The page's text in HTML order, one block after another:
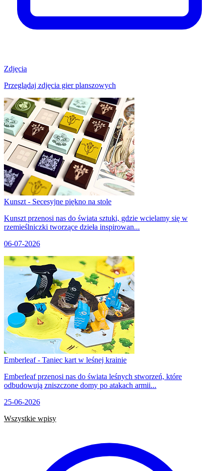
Zdjęcia
Przeglądaj zdjęcia gier planszowych
Kunszt - Secesyjne piękno na stole
Kunszt przenosi nas do świata sztuki, gdzie wcielamy się w
rzemieślniczki tworzące dzieła inspirowan...
06-07-2026
Emberleaf - Taniec kart w leśnej krainie
Emberleaf przenosi nas do świata leśnych stworzeń, które
odbudowują zniszczone domy po atakach armii...
25-06-2026
Wszystkie wpisy